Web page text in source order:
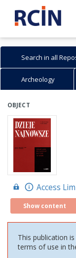
Search in all
Archeology
OBJECT
Access
Show content
This publication
terms of use in